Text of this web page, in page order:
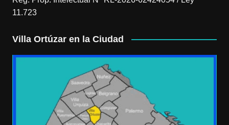
11.723
Villa Ortúzar en la Ciudad